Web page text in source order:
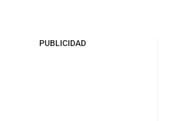
PUBLICIDAD